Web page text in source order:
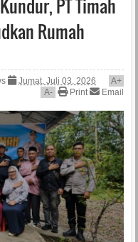
PT Timah
Rumah
Jumat, Juli 03, 2026 A+
A- Print Email